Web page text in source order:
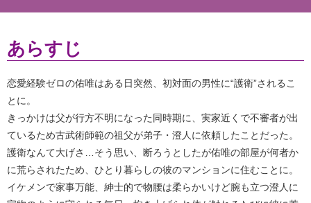
あらすじ
恋愛経験ゼロの佑唯はある日突然、初対面の男性に“護衛”されるこ
とに。
きっかけは父が行方不明になった同時期に、実家近くで不審者が出
ているため古武術師範の祖父が弟子・澄人に依頼したことだった。
護衛なんて大げさ…そう思い、断ろうとしたが佑唯の部屋が何者か
に荒らされたため、ひとり暮らしの彼のマンションに住むことに。
イケメンで家事万能、紳士的で物腰は柔らかいけど腕も立つ澄人に